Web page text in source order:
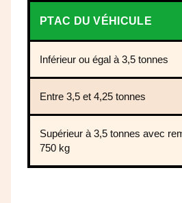
PTAC DU VÉHICULE
Inférieur ou égal à 3,5 tonnes
Entre 3,5 et 4,25 tonnes
Supérieur à 3,5 tonnes avec
750 kg